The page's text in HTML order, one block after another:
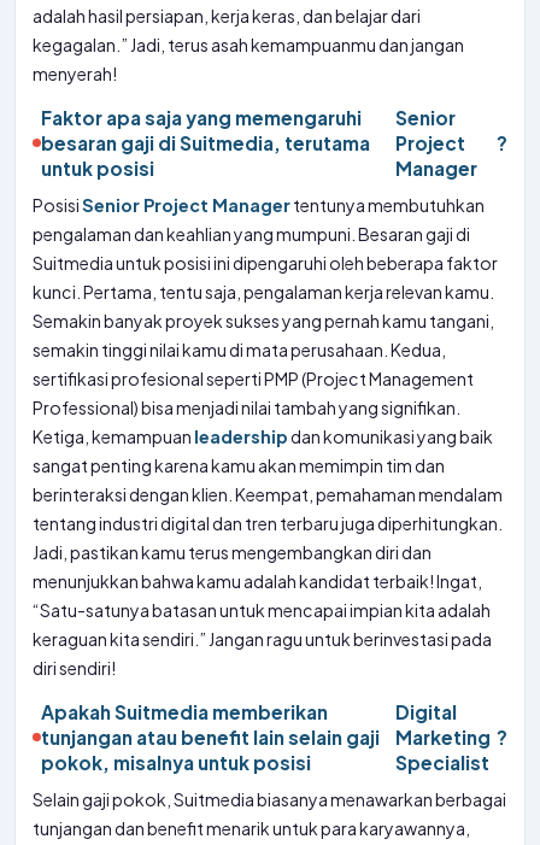
adalah hasil persiapan, kerja keras, dan belajar dari
kegagalan.” Jadi, terus asah kemampuanmu dan jangan
menyerah!
Faktor apa saja yang memengaruhi
besaran gaji di Suitmedia, terutama
untuk posisi
Senior
Project
Manager
?
PosisiSenior Project Managertentunya membutuhkan
pengalaman dan keahlian yang mumpuni. Besaran gaji di
Suitmedia untuk posisi ini dipengaruhi oleh beberapa faktor
kunci. Pertama, tentu saja, pengalaman kerja relevan kamu.
Semakin banyak proyek sukses yang pernah kamu tangani,
semakin tinggi nilai kamu di mata perusahaan. Kedua,
sertifikasi profesional seperti PMP (Project Management
Professional) bisa menjadi nilai tambah yang signifikan.
Ketiga, kemampuan leadershipdan komunikasi yang baik
sangat penting karena kamu akan memimpin tim dan
berinteraksi dengan klien. Keempat, pemahaman mendalam
tentang industri digital dan tren terbaru juga diperhitungkan.
Jadi, pastikan kamu terus mengembangkan diri dan
menunjukkan bahwa kamu adalah kandidat terbaik! Ingat,
“Satu-satunya batasan untuk mencapai impian kita adalah
keraguan kita sendiri.” Jangan ragu untuk berinvestasi pada
diri sendiri!
Apakah Suitmedia memberikan
tunjangan atau benefit lain selain gaji
pokok, misalnya untuk posisi
Digital
Marketing
Specialist
?
Selain gaji pokok, Suitmedia biasanya menawarkan berbagai
tunjangan dan benefit menarik untuk para karyawannya,